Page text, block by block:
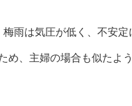
雨は気圧が低く、不安定
め、主婦の場合も似たよ